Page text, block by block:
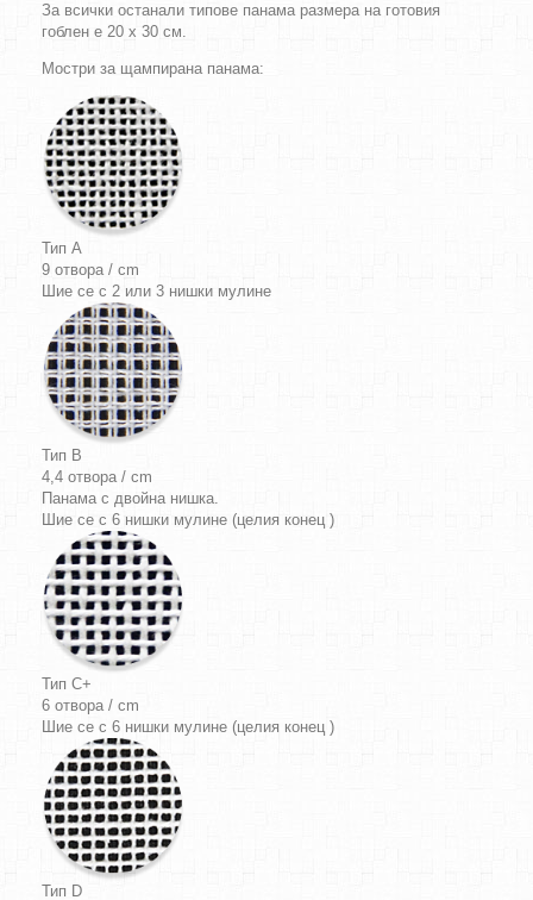
За всички останали типове панама размера на готовия
гоблен е 20 х 30 см.
Мостри за щампирана панама:
Тип A
9 отвора / cm
Шие се с 2 или 3 нишки мулине
Тип B
4,4 отвора / cm
Панама с двойна нишка.
Шие се с 6 нишки мулине (целия конец )
Тип C+
6 отвора / cm
Шие се с 6 нишки мулине (целия конец )
Тип D